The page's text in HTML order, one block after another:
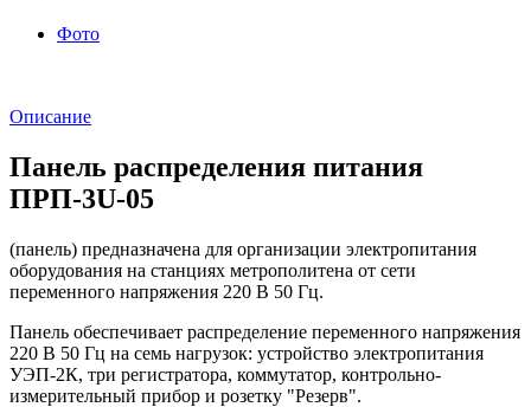
Фото
Описание
Панель распределения питания
ПРП-3U-05
(панель) предназначена для организации электропитания
оборудования на станциях метрополитена от сети
переменного напряжения 220 В 50 Гц.
Панель обеспечивает распределение переменного напряжения
220 В 50 Гц на семь нагрузок: устройство электропитания
УЭП-2К, три регистратора, коммутатор, контрольно-
измерительный прибор и розетку "Резерв".